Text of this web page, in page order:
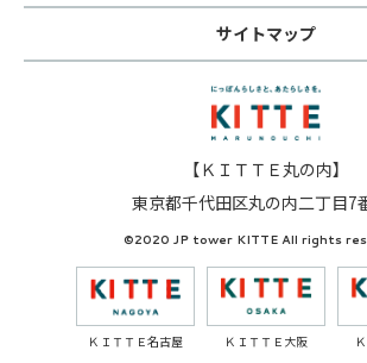
サイトマップ
【ＫＩＴＴＥ丸の内】
東京都千代田区丸の内二丁目7
©2020 JP tower KITTE All rights
ＫＩＴＴＥ名古屋 ＫＩＴＴＥ大阪